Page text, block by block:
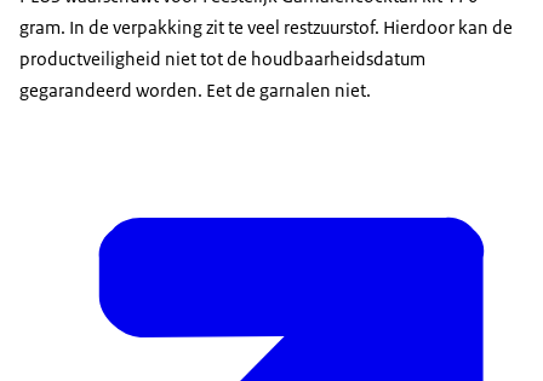
gram. In de verpakking zit te veel restzuurstof. Hierdoor kan de
productveiligheid niet tot de houdbaarheidsdatum
gegarandeerd worden. Eet de garnalen niet.